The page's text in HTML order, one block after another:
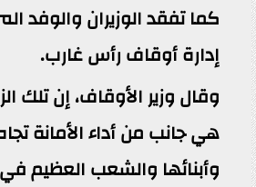
كما تفقد الوزيران والوفد
إدارة أوقاف رأس غارب.
وقال وزير الأوقاف، إن تلك
هي جانب من أداء الأمانة
وأبنائها والشعب العظيم